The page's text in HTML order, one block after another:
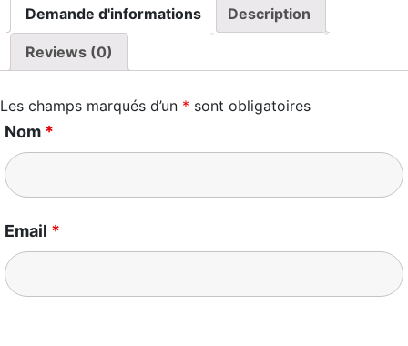
battant
ENERGY
INTEGRAL
24V
391)
quantity
Demande d'informations Description
Reviews (0)
Les champs marqués d’un * sont obligatoires
Nom *
Email *